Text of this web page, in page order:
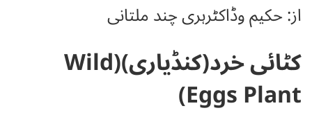
از: حکیم وڈاکٹرہری چند ملتانی
کٹائی خرد(کنڈیاری)(Wild
Eggs Plant)